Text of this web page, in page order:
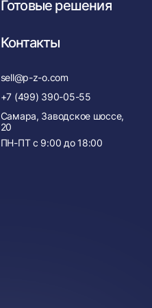
Готовые решения
Контакты
sell@p-z-o.com
+7 (499) 390-05-55
Самара, Заводское шоссе,
20
ПН-ПТ с 9:00 до 18:00